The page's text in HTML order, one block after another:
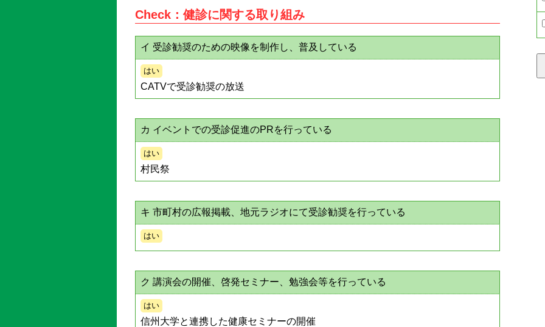
Check：健診に関する取り組み
イ 受診勧奨のための映像を制作し、普及している
はい
CATVで受診勧奨の放送
カ イベントでの受診促進のPRを行っている
はい
村民祭
キ 市町村の広報掲載、地元ラジオにて受診勧奨を行っている
はい
ク 講演会の開催、啓発セミナー、勉強会等を行っている
はい
信州大学と連携した健康セミナーの開催